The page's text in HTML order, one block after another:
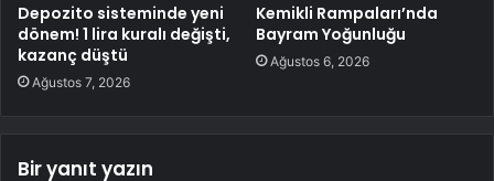
Depozito sisteminde yeni
dönem! 1 lira kuralı değişti,
kazanç düştü
Ağustos 7, 2026
Kemikli Rampaları’nda
Bayram Yoğunluğu
Ağustos 6, 2026
Bir yanıt yazın